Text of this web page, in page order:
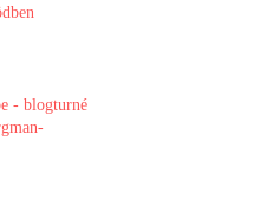
- blogturné